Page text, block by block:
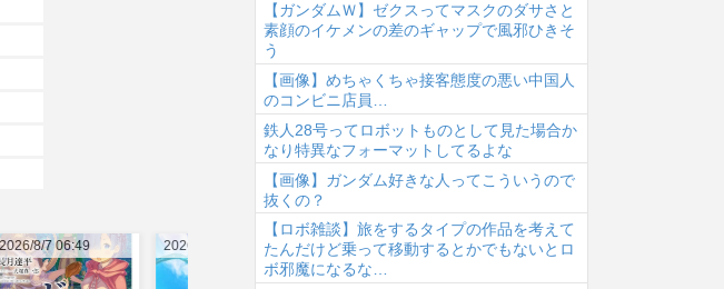
2026/8/7 06:21 2026/8/7 05:19 2026/8/7 05:09 2026/8/7 04:47
【ガンダムＷ】ゼクスってマスクのダサさと
素顔のイケメンの差のギャップで風邪ひきそ
う
【画像】めちゃくちゃ接客態度の悪い中国人
のコンビニ店員…
鉄人28号ってロボットものとして見た場合か
なり特異なフォーマットしてるよな
【画像】ガンダム好きな人ってこういうので
抜くの？
【ロボ雑談】旅をするタイプの作品を考えて
たんだけど乗って移動するとかでもないとロ
ボ邪魔になるな…